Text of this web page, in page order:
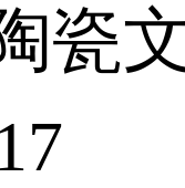
瓷